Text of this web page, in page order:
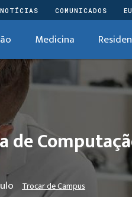
NOTÍCIAS COMUNICADOS
Medicina
de
Trocar de Campus